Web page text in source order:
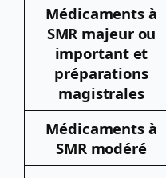
Médicaments à
SMR majeur ou
important et
préparations
magistrales
Médicaments à
SMR modéré